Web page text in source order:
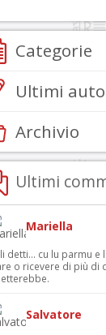
Categorie
Ultimi
Archivio
Ultimi
Mariella
detti… cu lu parmu e
o ricevere di più di
Salvatore